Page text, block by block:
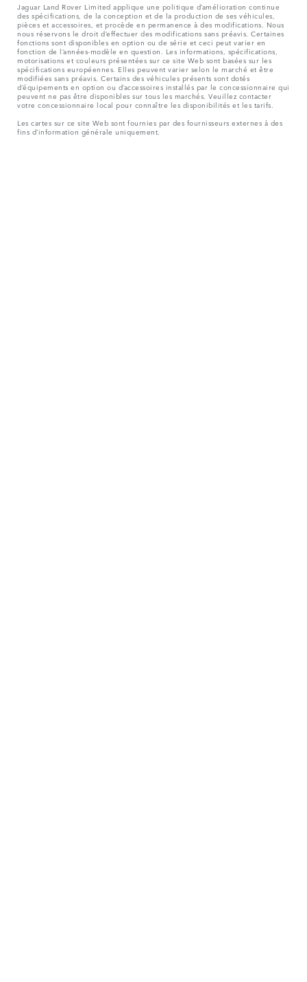
Jaguar Land Rover Limited applique une politique d’amélioration continue
des spécifications, de la conception et de la production de ses véhicules,
pièces et accessoires, et procède en permanence à des modifications. Nous
nous réservons le droit d’effectuer des modifications sans préavis. Certaines
fonctions sont disponibles en option ou de série et ceci peut varier en
fonction de l’années-modèle en question. Les informations, spécifications,
motorisations et couleurs présentées sur ce site Web sont basées sur les
spécifications européennes. Elles peuvent varier selon le marché et être
modifiées sans préavis. Certains des véhicules présents sont dotés
d’équipements en option ou d’accessoires installés par le concessionnaire qui
peuvent ne pas être disponibles sur tous les marchés. Veuillez contacter
votre concessionnaire local pour connaître les disponibilités et les tarifs.
Les cartes sur ce site Web sont fournies par des fournisseurs externes à des
fins d’information générale uniquement.